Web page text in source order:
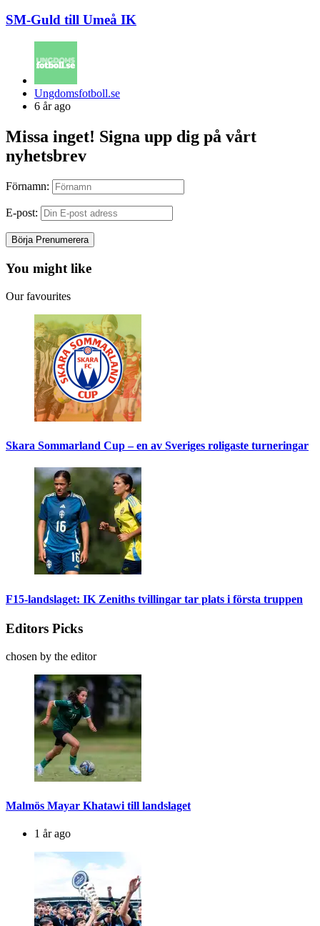
SM-Guld till Umeå IK
Posted
by
Ungdomsfotboll.se
6 år ago
Missa inget! Signa upp dig på vårt
nyhetsbrev
Förnamn:
E-post:
You might like
Our favourites
Skara Sommarland Cup – en av Sveriges roligaste turneringar
F15-landslaget: IK Zeniths tvillingar tar plats i första truppen
Editors Picks
chosen by the editor
Malmös Mayar Khatawi till landslaget
1 år ago